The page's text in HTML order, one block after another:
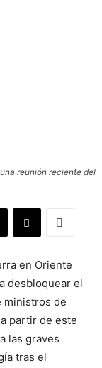
reunión reciente del
en Oriente
desbloquear el
ministros de
partir de este
las graves
tras el